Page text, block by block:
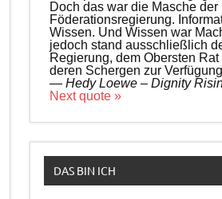
Doch das war die Masche der
Föderationsregierung.
Wissen. Und Wissen war
jedoch stand ausschließlich
Regierung, dem Obersten Rat
deren Schergen zur
—Hedy Loewe – Dignity
Next quote »
DAS BIN ICH